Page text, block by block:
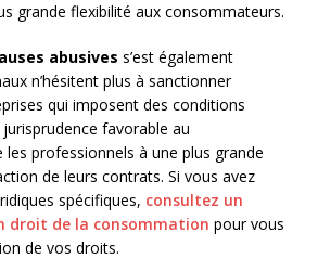
grande flexibilité aux consommateurs.
abusives s’est également
n’hésitent plus à sanctionner
qui imposent des conditions
favorable au
professionnels à une plus grande
de leurs contrats. Si vous avez
spécifiques, consultez un
droit de la consommation pour vous
de vos droits.